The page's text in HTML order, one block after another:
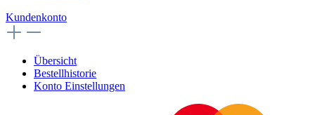
Kundenkonto
Übersicht
Bestellhistorie
Konto Einstellungen